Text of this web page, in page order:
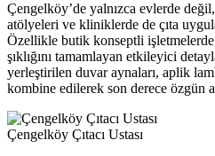
Çengelköy’de yalnızca evlerde
atölyeleri ve kliniklerde de çıta
Özellikle butik konseptli işletmelerde,
şıklığını tamamlayan etkileyici
yerleştirilen duvar aynaları, aplik
kombine edilerek son derece özgün
Çengelköy Çıtacı Ustası